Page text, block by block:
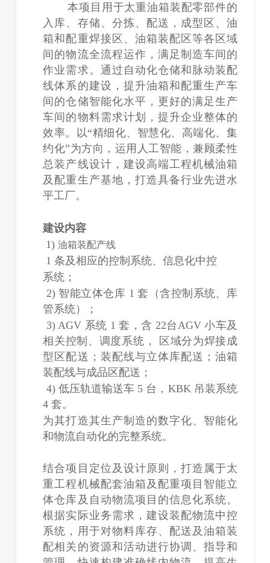
本项目用于太重油箱装配零部件的
入库、存储、分拣、配送，成型区、油
箱和配重焊接区、油箱装配区等各区域
间的物流全流程运作，满足制造车间的
作业需求。通过自动化仓储和脉动装配
线体系的建设，提升油箱和配重生产车
间的仓储智能化水平，更好的满足生产
车间的物料需求计划，提升企业整体的
效率。以“精细化、智慧化、高端化、集
约化”为方向，运用人工智能，兼顾柔性
总装产线设计，建设高端工程机械油箱
及配重生产基地，打造具备行业先进水
平工厂。
建设内容
1)油箱装配产线
1 条及相应的控制系统、信息化中控
系统；
2) 智能立体仓库 1 套（含控制系统、库
管系统）；
3) AGV 系统 1 套，含 22台AGV 小车及
相关控制、调度系统， 区域分为焊接成
型区配送；装配线与立体库配送；油箱
装配线与成品区配送；
4) 低压轨道输送车 5 台，KBK 吊装系统
4 套。
为其打造其生产制造的数字化、智能化
和物流自动化的完整系统。
结合项目定位及设计原则，打造属于太
重工程机械配套油箱及配重项目智能立
体仓库及自动物流项目的信息化系统。
根据实际业务需求，建设装配物流中控
系统，用于对物料库存、配送及油箱装
配相关的资源和活动进行协调、指导和